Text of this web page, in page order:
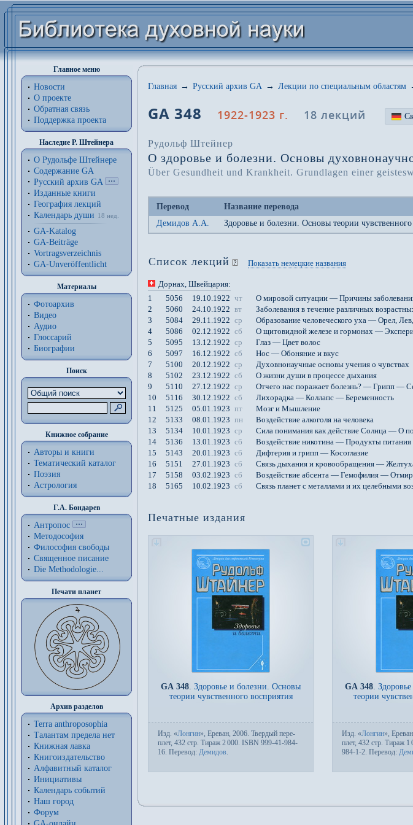
Главное меню
Новости
О проекте
Обратная связь
Поддержка проекта
Наследие Р. Штейнера
О Рудольфе Штейнере
Содержание GA
Русский архив GA
Изданные книги
География лекций
Календарь души
18 нед.
GA-Katalog
GA-Beiträge
Vortragsverzeichnis
GA-Unveröffentlicht
Материалы
Фотоархив
Видео
Аудио
Глоссарий
Биографии
Поиск
Книжное собрание
Авторы и книги
Тематический каталог
Поэзия
Астрология
Г.А. Бондарев
Антропос
Методософия
Философия cвободы
Священное писание
Die Methodologie...
Печати планет
Архив разделов
Terra anthroposophia
Талантам предела нет
Книжная лавка
Книгоиздательство
Алфавитный каталог
Инициативы
Календарь событий
Наш город
Форум
Главная → Русский архив GA → Лекции по специальным областям
GA 348 1922-1923 г. 18 лекций
Рудольф Штейнер
О здоровье и болезни. Основы
Über Gesundheit und Krankheit. Grundlagen einer
Перевод Название перевода
Демидов А.А.
Здоровье и болезни. Основы теории
Список лекций Показать немецкие названия
Дорнах , Швейцария:
1
5056 19.10.1922 чт
О мировой ситуации — Причины
2
5060 24.10.1922 вт
Заболевания в течение различных
3
5084 29.11.1922 ср
Образование человеческого уха — Орел,
4
5086 02.12.1922 сб
О щитовидной железе и гормонах —
5
5095 13.12.1922 ср
Глаз — Цвет волос
6
5097 16.12.1922 сб
Нос — Обоняние и вкус
7
5100 20.12.1922 ср
Духовнонаучные основы учения о чувствах
8
5102 23.12.1922 сб
О жизни души в процессе дыхания
9
5110 27.12.1922 ср
Отчего нас поражает болезнь? — Грипп —
10
5116 30.12.1922 сб
Лихорадка — Коллапс — Беременность
11
5125 05.01.1923 пт
Мозг и Мышление
12
5133 08.01.1923 пн
Воздействие алкоголя на человека
13
5134 10.01.1923 ср
Сила понимания как действие Солнца — О
14
5136 13.01.1923 сб
Воздействие никотина — Продукты
15
5143 20.01.1923 сб
Дифтерия и грипп — Косоглазие
16
5151 27.01.1923 сб
Связь дыхания и кровообращения —
17
5158 03.02.1923 сб
Воздействие абсента — Гемофилия —
18
5165 10.02.1923 сб Связь планет с металлами и их целебными
Печатные издания
GA 348 Здоровье и болезни. Основы
теории чувственного восприятия
Изд. «Лонгин», Ереван, 2006. Твер­дый пе­ре­
плет, 432 стр. Тираж 2000. ISBN 999-41-984-
16. Пере­вод: Демидов.
GA 348
теории
Изд. «Лонгин»,
плет, 432 стр. Тираж 1
984-1-2. Пере­вод: